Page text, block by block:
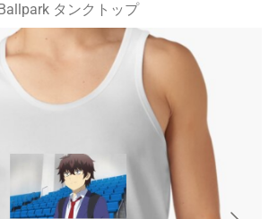
タンクトップ